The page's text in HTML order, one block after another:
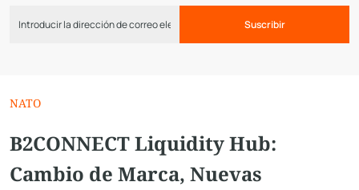
Suscribir
NATO
B2CONNECT Liquidity Hub:
Cambio de Marca, Nuevas